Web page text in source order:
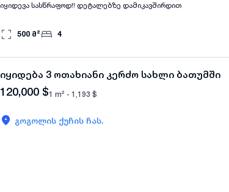
იყიდევა სასწრაფოდ!! დეტალებზე დამიკავშირდით
500 მ² 4
იყიდება 3 ოთახიანი კერძო სახლი ბათუმში
120,000 $1 m² - 1,193 $
გოგოლის ქუჩის ჩას.